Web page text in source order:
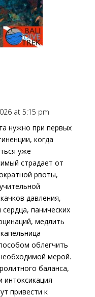
at 5:15 pm
нужно при первых
когда
уже
страдает от
рвоты,
давления,
панических
медлить
облегчить
мерой.
баланса,
привести к